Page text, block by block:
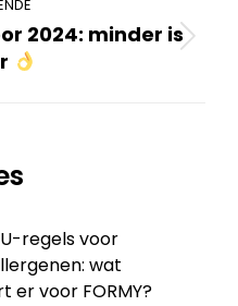
2024: minder is
regels voor
wat
er voor FORMY?